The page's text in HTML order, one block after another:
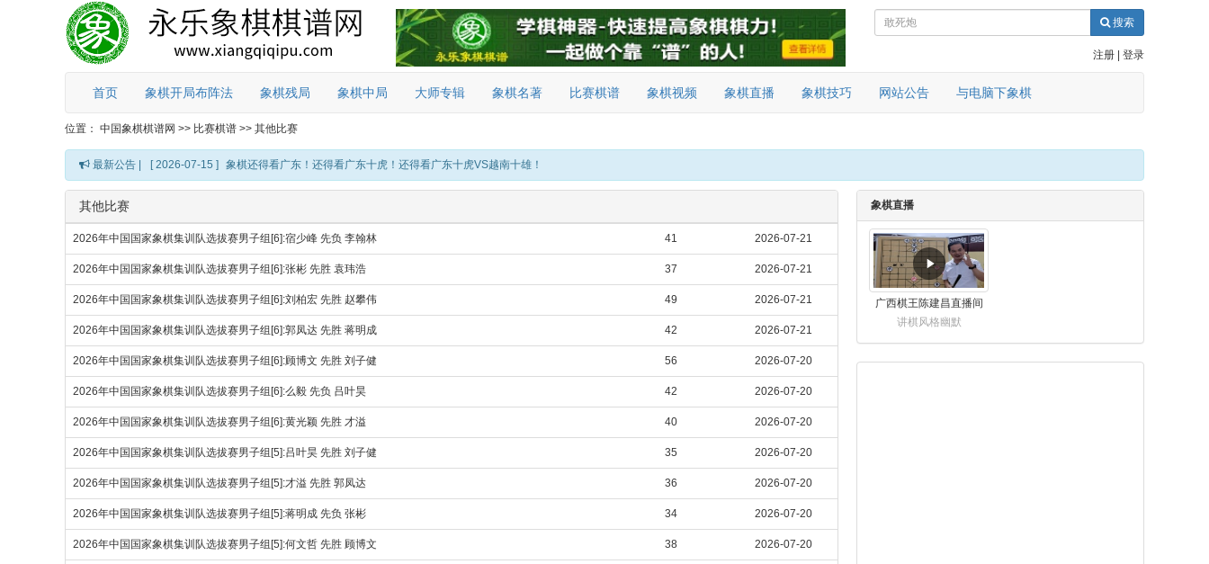
搜索
注册 登录
首页 象棋开局布阵法 象棋残局 象棋中局 大师专辑 象棋名著 比赛棋谱 象棋视频 象棋直播 象棋技巧 网站公告 与电脑下象棋
位置： 中国象棋棋谱网 >> 比赛棋谱 >> 其他比赛
最新公告 | [ 2026-07-15 ] 象棋还得看广东！还得看广东十虎！还得看广东十虎VS越南十雄！
其他比赛
2026年中国国家象棋集训队选拔赛男子组[6]:宿少峰 先负 李翰林 41 2026-07-21
2026年中国国家象棋集训队选拔赛男子组[6]:张彬 先胜 袁玮浩 37 2026-07-21
2026年中国国家象棋集训队选拔赛男子组[6]:刘柏宏 先胜 赵攀伟 49 2026-07-21
2026年中国国家象棋集训队选拔赛男子组[6]:郭凤达 先胜 蒋明成 42 2026-07-21
2026年中国国家象棋集训队选拔赛男子组[6]:顾博文 先胜 刘子健 56 2026-07-20
2026年中国国家象棋集训队选拔赛男子组[6]:么毅 先负 吕叶昊 42 2026-07-20
2026年中国国家象棋集训队选拔赛男子组[6]:黄光颖 先胜 才溢 40 2026-07-20
2026年中国国家象棋集训队选拔赛男子组[5]:吕叶昊 先胜 刘子健 35 2026-07-20
2026年中国国家象棋集训队选拔赛男子组[5]:才溢 先胜 郭凤达 36 2026-07-20
2026年中国国家象棋集训队选拔赛男子组[5]:蒋明成 先负 张彬 34 2026-07-20
2026年中国国家象棋集训队选拔赛男子组[5]:何文哲 先胜 顾博文 38 2026-07-20
象棋直播
广西棋王陈建昌直播间
讲棋风格幽默